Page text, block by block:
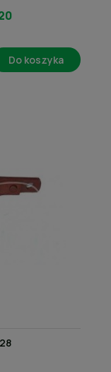
Do koszyka